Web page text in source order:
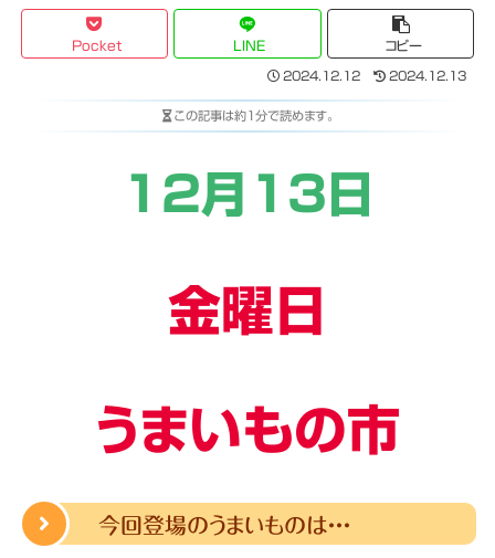
Pocket LINE コピー
2024.12.12 2024.12.13
この記事は約1分で読めます。
1２月１３日
金曜日
うまいもの市
今回登場のうまいものは・・・